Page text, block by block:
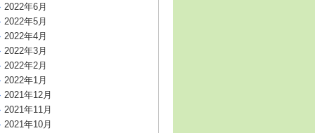
2022年6月
2022年5月
2022年4月
2022年3月
2022年2月
2022年1月
2021年12月
2021年11月
2021年10月